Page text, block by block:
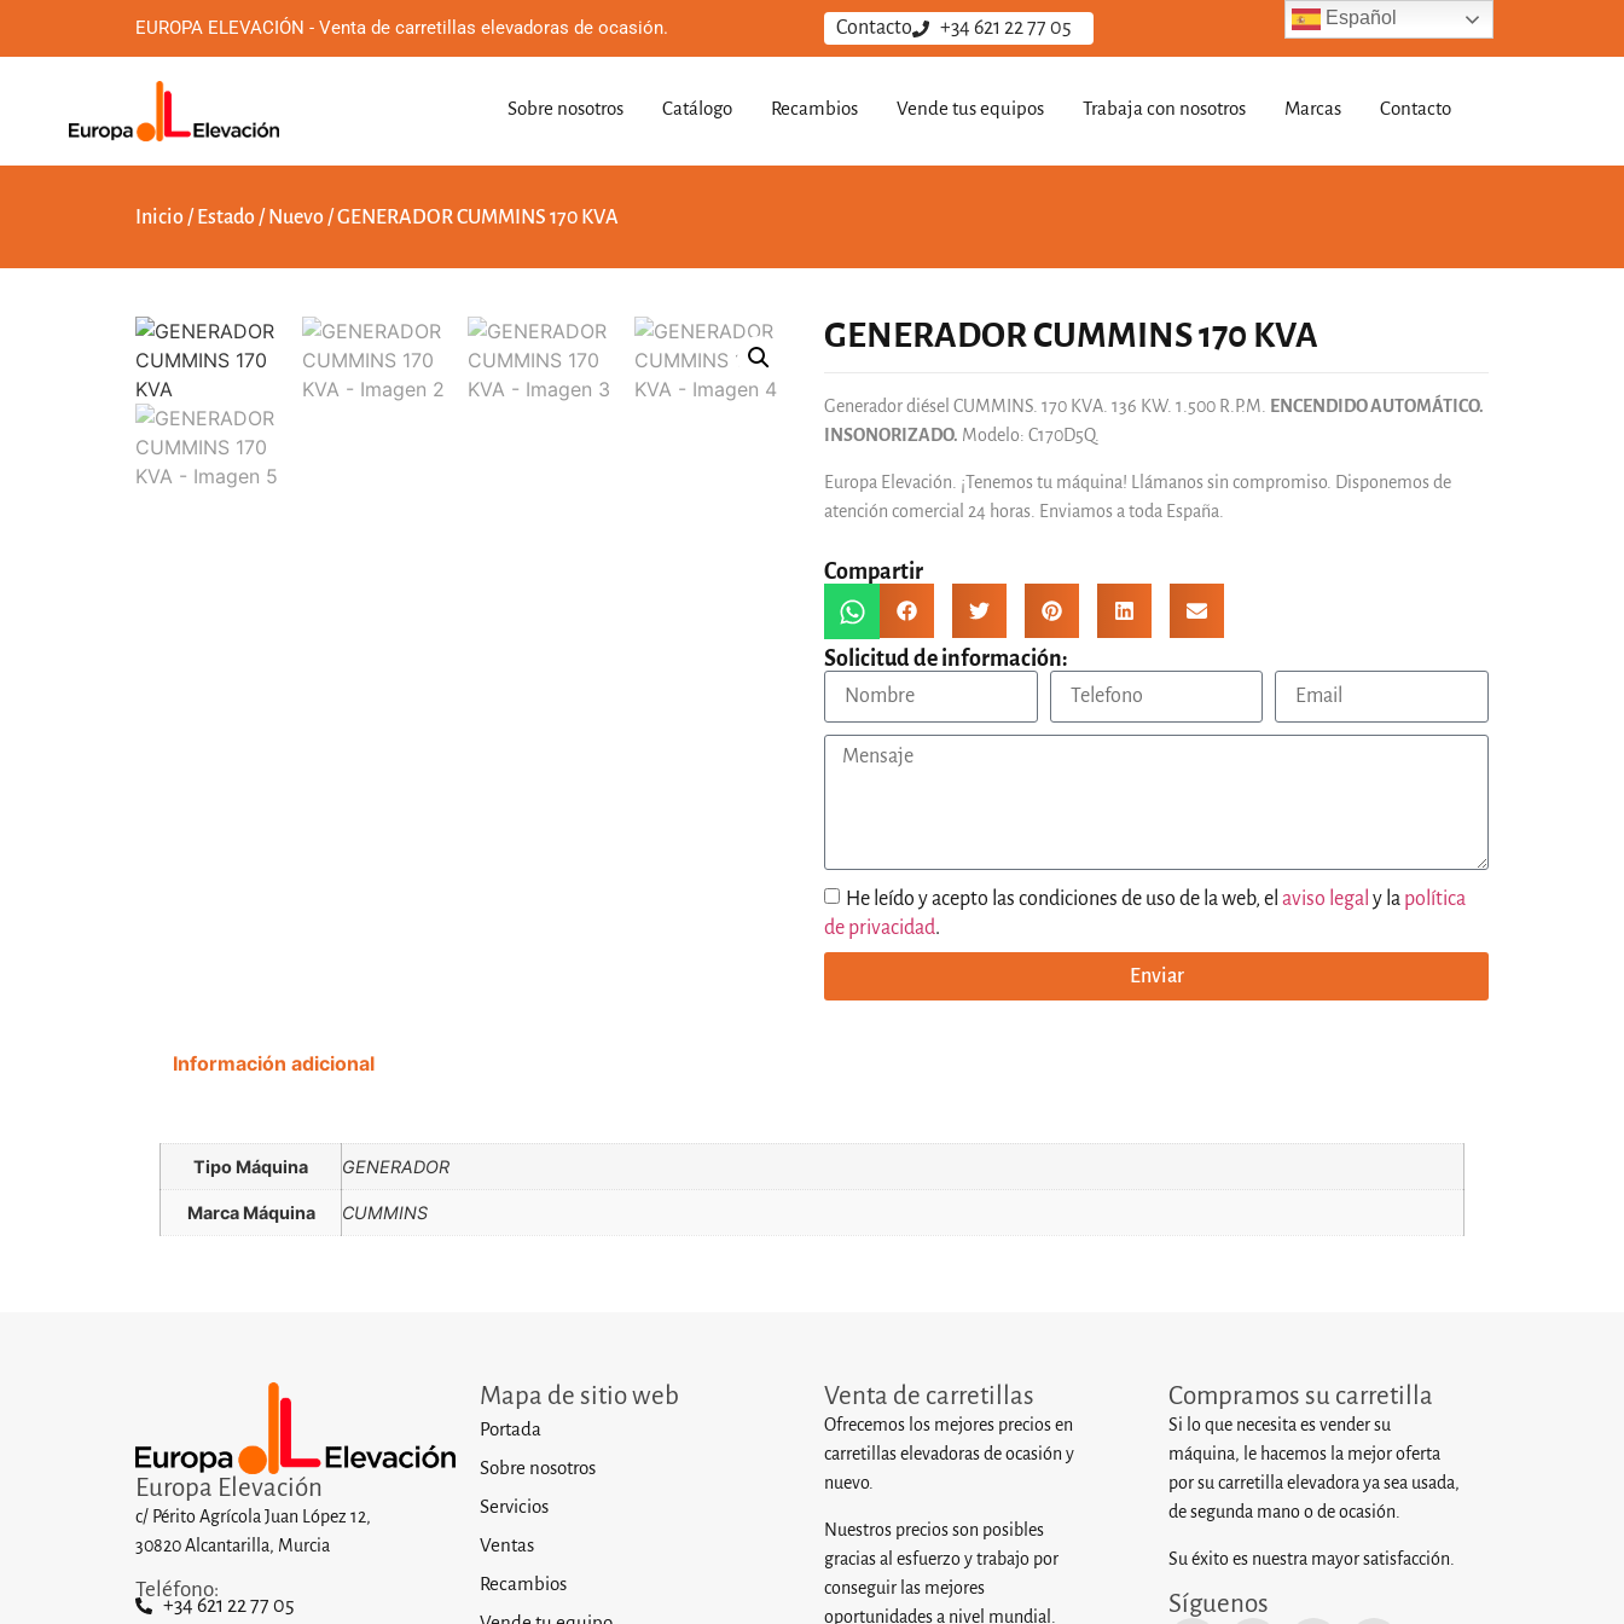
EUROPA ELEVACIÓN - Venta de carretillas elevadoras de ocasión. Contacto +34 621 22 77 05
Sobre nosotros Catálogo Recambios Vende tus equipos Trabaja con nosotros Marcas Contacto
Inicio/ Estado/ Nuevo/ GENERADOR CUMMINS 170 KVA
GENERADOR CUMMINS 170 KVA
Generador diésel CUMMINS. 170 KVA. 136 KW. 1.500 R.P.M.
ENCENDIDO AUTOMÁTICO.
INSONORIZADO. Modelo: C170D5Q.
Europa Elevación. ¡Tenemos tu máquina! Llámanos sin compromiso. Disponemos de
atención comercial 24 horas. Enviamos a toda España.
Compartir
Solicitud de información:
He leído y acepto las condiciones de uso de la web, el aviso legal y la política
de privacidad.
Enviar
Información adicional
Tipo Máquina GENERADOR
Marca Máquina CUMMINS
Europa Elevación
c/ Périto Agrícola Juan López 12,
30820 Alcantarilla, Murcia
Teléfono:
+34 621 22 77 05
Mapa de sitio web
Portada
Sobre nosotros
Servicios
Ventas
Recambios
Venta de carretillas
Ofrecemos los mejores precios en
carretillas elevadoras de ocasión y
nuevo.
Nuestros precios son posibles
gracias al esfuerzo y trabajo por
conseguir las mejores
oportunidades a nivel mundial.
Compramos su carretilla
Si lo que necesita es vender su
máquina, le hacemos la mejor oferta
por su carretilla elevadora ya sea usada,
de segunda mano o de ocasión.
Su éxito es nuestra mayor satisfacción.
Síguenos
Español